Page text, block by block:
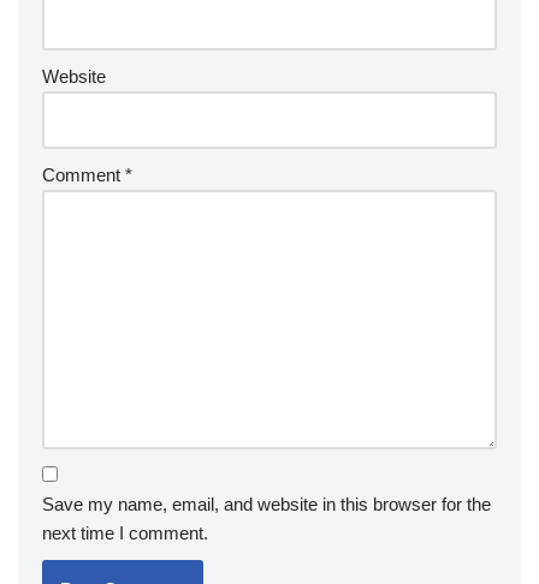
Website
Comment *
Save my name, email, and website in this browser for the
next time I comment.